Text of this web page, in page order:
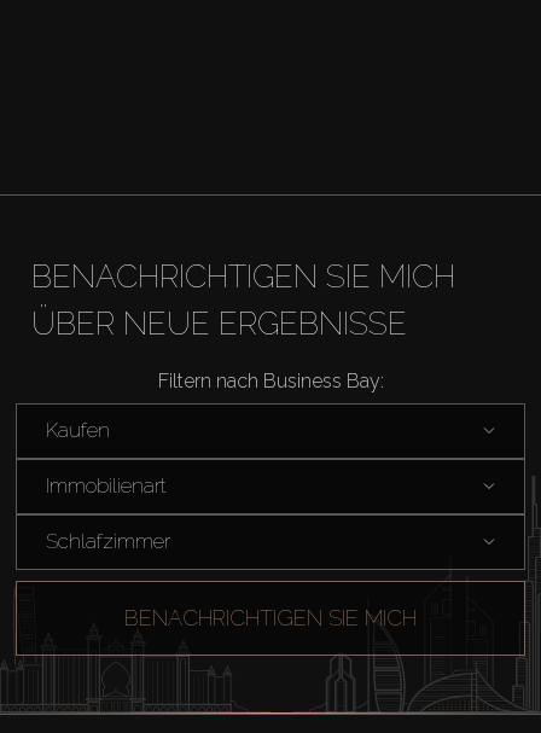
BENACHRICHTIGEN SIE MICH
ÜBER NEUE ERGEBNISSE
Filtern nach Business Bay:
Kaufen
Immobilienart
Schlafzimmer
BENACHRICHTIGEN SIE MICH